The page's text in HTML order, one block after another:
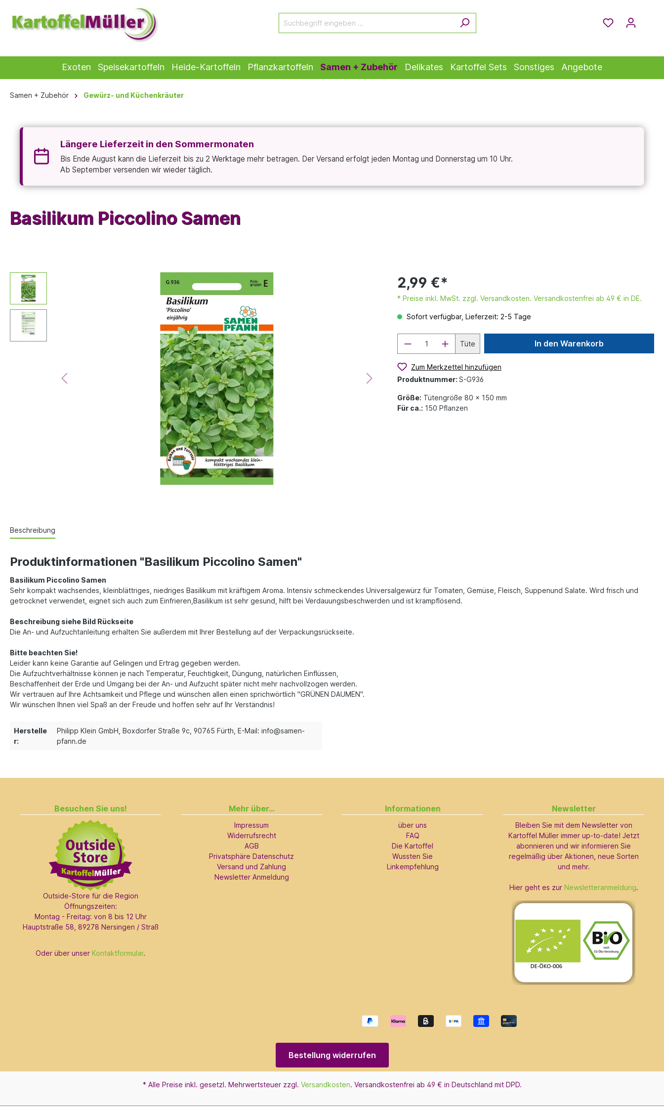
Exoten Speisekartoffeln Heide-Kartoffeln Pflanzkartoffeln Samen + Zubehör Delikates Kartoffel Sets Sonstiges Angebote
Samen + Zubehör Gewürz- und Küchenkräuter
Längere Lieferzeit in den Sommermonaten
Bis Ende August kann die Lieferzeit bis zu 2 Werktage mehr betragen. Der Versand erfolgt jeden Montag und Donnerstag um 10 Uhr.
Ab September versenden wir wieder täglich.
Basilikum Piccolino Samen
2,99 €*
* Preise inkl. MwSt. zzgl. Versandkosten. Versandkostenfrei ab 49 € in DE.
Sofort verfügbar, Lieferzeit: 2-5 Tage
Tüte In den Warenkorb
Zum Merkzettel hinzufügen
Produktnummer: S-G936
Größe: Tütengröße 80 x 150 mm
Für ca.: 150 Pflanzen
Beschreibung
Produktinformationen "Basilikum Piccolino Samen"
Basilikum Piccolino Samen
Sehr kompakt wachsendes, kleinblättriges, niedriges Basilikum mit kräftigem Aroma. Intensiv schmeckendes Universalgewürz für Tomaten, Gemüse, Fleisch, Suppenund Salate. Wird frisch und
getrocknet verwendet, eignet sich auch zum Einfrieren,Basilikum ist sehr gesund, hilft bei Verdauungsbeschwerden und ist krampflösend.
Beschreibung siehe Bild Rückseite
Die An- und Aufzuchtanleitung erhalten Sie außerdem mit Ihrer Bestellung auf der Verpackungsrückseite.
Bitte beachten Sie!
Leider kann keine Garantie auf Gelingen und Ertrag gegeben werden.
Die Aufzuchtverhältnisse können je nach Temperatur, Feuchtigkeit, Düngung, natürlichen Einflüssen,
Beschaffenheit der Erde und Umgang bei der An- und Aufzucht später nicht mehr nachvollzogen werden.
Wir vertrauen auf Ihre Achtsamkeit und Pflege und wünschen allen einen sprichwörtlich "GRÜNEN DAUMEN".
Wir wünschen Ihnen viel Spaß an der Freude und hoffen sehr auf Ihr Verständnis!
Herstelle
r:
Philipp Klein GmbH, Boxdorfer Straße 9c, 90765 Fürth, E-Mail: info@samen-
pfann.de
Mehr über...
Impressum
Widerrufsrecht
AGB
Privatsphäre Datenschutz
Versand und Zahlung
Newsletter Anmeldung
Informationen
über uns
FAQ
Die Kartoffel
Wussten Sie
Linkempfehlung
Besuchen Sie uns!
Outside-Store für die Region
Öffnungszeiten:
Montag - Freitag: von 8 bis 12 Uhr
Hauptstraße 58, 89278 Nersingen / Straß
Oder über unser Kontaktformular.
Newsletter
Bleiben Sie mit dem Newsletter von
Kartoffel Müller immer up-to-date! Jetzt
abonnieren und wir informieren Sie
regelmäßig über Aktionen, neue Sorten
und mehr.
Hier geht es zur Newsletteranmeldung.
Bestellung widerrufen
* Alle Preise inkl. gesetzl. Mehrwertsteuer zzgl. Versandkosten. Versandkostenfrei ab 49 € in Deutschland mit DPD.